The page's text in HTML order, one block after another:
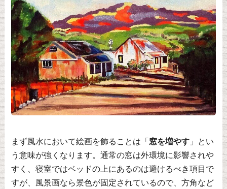
まず風水において絵画を飾ることは「 窓を増やす」とい
う意味が強くなります。通常の窓は外環境に影響されや
すく、寝室ではベッドの上にあるのは避けるべき項目で
すが、風景画なら景色が固定されているので、方角など